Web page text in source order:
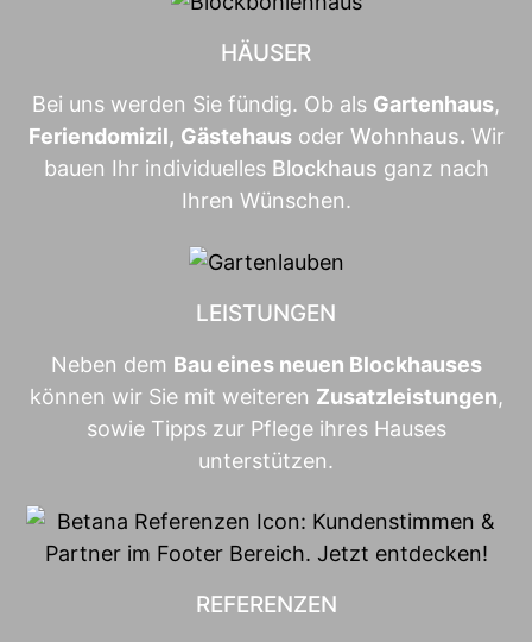
HÄUSER
Bei uns werden Sie fündig. Ob als Gartenhaus,
Feriendomizil, Gästehausoder Wohnhaus. Wir
bauen Ihr individuelles Blockhaus ganz nach
Ihren Wünschen.
LEISTUNGEN
Neben dem Bau eines neuen Blockhauses
können wir Sie mit weiteren Zusatzleistungen,
sowie Tipps zur Pflege ihres Hauses
unterstützen.
REFERENZEN